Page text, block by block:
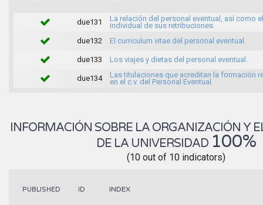
due131
La relación del personal eventual, así como
individual de sus retribuciones.
due132
El curriculum vitae del personal eventual.
due133 Los viajes y dietas del personal eventual.
due134
Las titulaciones que acreditan la formación
en el c.v. del Personal Eventual.
INFORMACIÓN SOBRE LA ORGANIZACIÓN Y
DE LA UNIVERSIDAD 100%
(10 out of 10 indicators)
PUBLISHED ID INDEX